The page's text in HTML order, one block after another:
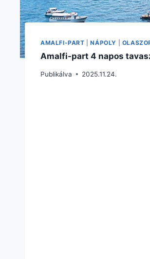
AMALFI-PART |NÁPOLY
Amalfi-part 4 napos
Publikálva 2025.11.24.